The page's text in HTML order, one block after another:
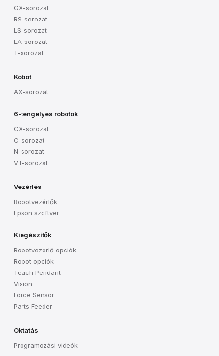
GX-sorozat
RS-sorozat
LS-sorozat
LA-sorozat
T-sorozat
Kobot
AX-sorozat
6-tengelyes robotok
CX-sorozat
C-sorozat
N-sorozat
VT-sorozat
Vezérlés
Robotvezérlők
Epson szoftver
Kiegészítők
Robotvezérlő opciók
Robot opciók
Teach Pendant
Vision
Force Sensor
Parts Feeder
Oktatás
Programozási videók